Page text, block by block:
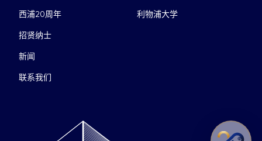
西浦20周年
招贤纳士
新闻
联系我们
利物浦大学